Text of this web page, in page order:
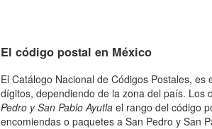
El código postal en México
El Catálogo Nacional de Códigos Postales,
dígitos, dependiendo de la zona del país. Los
Pedro y San Pablo Ayutla el rango del código
encomiendas o paquetes a San Pedro y San